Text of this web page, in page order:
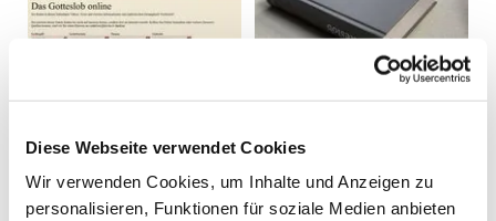
Diese Webseite verwendet Cookies
Wir verwenden Cookies, um Inhalte und Anzeigen zu
personalisieren, Funktionen für soziale Medien anbieten